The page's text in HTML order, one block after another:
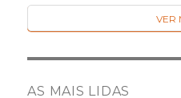
VER
AS MAIS LIDAS